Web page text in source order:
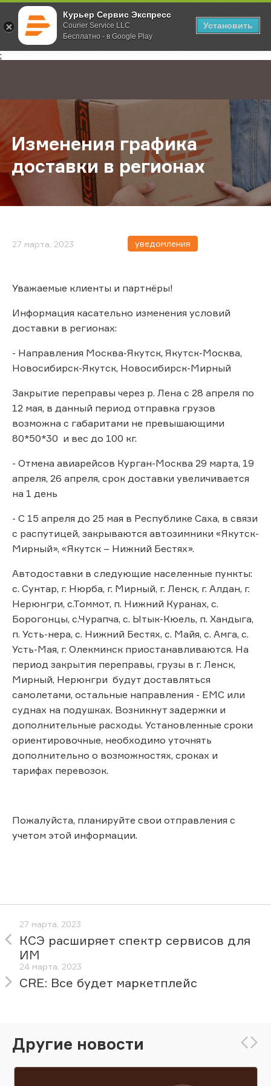
Курьер Сервис Экспресс
Courier Service LLC
Бесплатно - в Google Play
Установить
;
Главная О компании Новости Изменения графика доставки в
Изменения графика
доставки в регионах
27 марта, 2023 уведомления
Уважаемые клиенты и партнёры!
Информация касательно изменения условий
доставки в регионах:
- Направления Москва-Якутск, Якутск-Москва,
Новосибирск-Якутск, Новосибирск-Мирный
Закрытие переправы через р. Лена с 28 апреля по
12 мая, в данный период отправка грузов
возможна с габаритами не превышающими
80*50*30 и вес до 100 кг.
- Отмена авиарейсов Курган-Москва 29 марта, 19
апреля, 26 апреля, срок доставки увеличивается
на 1 день
- C 15 апреля до 25 мая в Республике Саха, в связи
с распутицей, закрываются автозимники «Якутск-
Мирный», «Якутск – Нижний Бестях».
Автодоставки в следующие населенные пункты:
с. Сунтар, г. Нюрба, г. Мирный, г. Ленск, г. Алдан, г.
Нерюнгри, с.Томмот, п. Нижний Куранах, с.
Борогонцы, с.Чурапча, с. Ытык-Кюель, п. Хандыга,
п. Усть-нера, с. Нижний Бестях, с. Майя, с. Амга, с.
Усть-Мая, г. Олекминск приостанавливаются. На
период закрытия переправы, грузы в г. Ленск,
Мирный, Нерюнгри будут доставляться
самолетами, остальные направления - ЕМС или
суднах на подушках. Возникнут задержки и
дополнительные расходы. Установленные сроки
ориентировочные, необходимо уточнять
дополнительно о возможностях, сроках и
тарифах перевозок.
Пожалуйста, планируйте свои отправления с
учетом этой информации.
27 марта, 2023
КСЭ расширяет спектр сервисов для
ИМ
24 марта, 2023
CRE: Все будет маркетплейс
Другие новости